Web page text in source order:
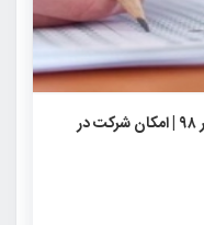
علت عدم ثبت‌نام تکمیل ظرفیت در کنکور ۹۸ | امکان شرکت در